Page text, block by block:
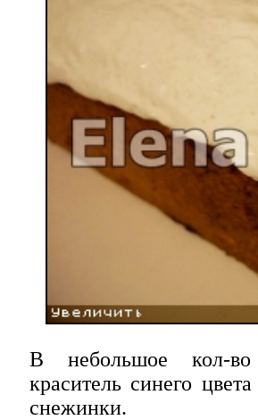
В небольшое кол-во
краситель синего
снежинки.